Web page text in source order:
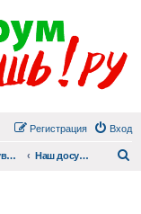
Вход
Регистрация
Наши увлечения Наш досуг, дом и отдых